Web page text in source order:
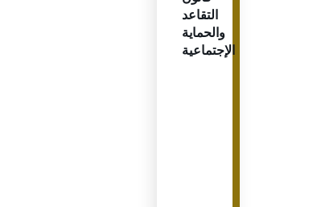
التقاعد
والحماية
الإجتماعية